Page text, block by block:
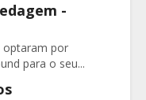
-
optaram por
para o seu...